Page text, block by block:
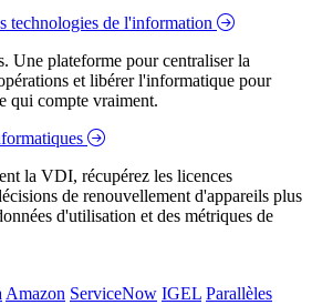
technologies de l'information
Une plateforme pour centraliser la
et libérer l'informatique pour
qui compte vraiment.
la VDI, récupérez les licences
de renouvellement d'appareils plus
d'utilisation et des métriques de
Amazon ServiceNow IGEL Parallèles